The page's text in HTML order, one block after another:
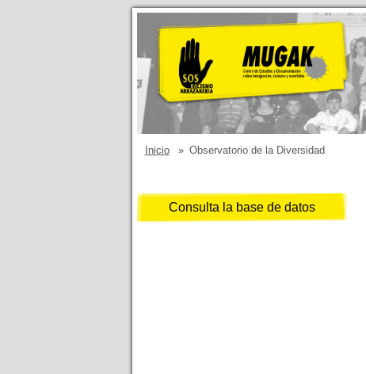
Inicio » Observatorio de la Diversidad
Consulta la base de datos